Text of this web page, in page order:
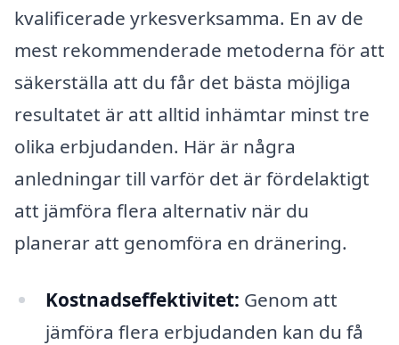
kvalificerade yrkesverksamma. En av de
mest rekommenderade metoderna för att
säkerställa att du får det bästa möjliga
resultatet är att alltid inhämtar minst tre
olika erbjudanden. Här är några
anledningar till varför det är fördelaktigt
att jämföra flera alternativ när du
planerar att genomföra en dränering.
Kostnadseffektivitet: Genom att
jämföra flera erbjudanden kan du få